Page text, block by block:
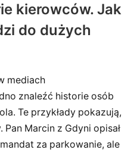
kierowców. Jak
do dużych
mediach
znaleźć historie osób
Te przykłady pokazują,
Pan Marcin z Gdyni opisał
za parkowanie, ale